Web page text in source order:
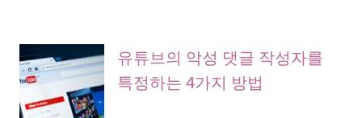
유튜브의 악성 댓글 작성자를
특정하는 4가지 방법